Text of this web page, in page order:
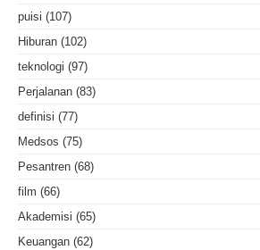
puisi (107)
Hiburan (102)
teknologi (97)
Perjalanan (83)
definisi (77)
Medsos (75)
Pesantren (68)
film (66)
Akademisi (65)
Keuangan (62)